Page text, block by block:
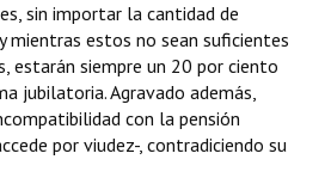
sin importar la cantidad de
mientras estos no sean suficientes
estarán siempre un 20 por ciento
jubilatoria. Agravado además,
con la pensión
por viudez-, contradiciendo su